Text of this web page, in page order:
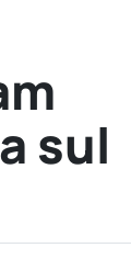
sul